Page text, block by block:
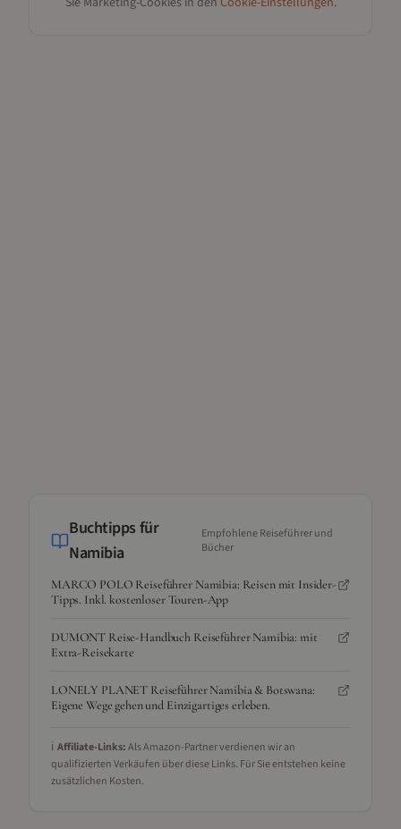
Buchtipps für
Namibia
Empfohlene Reiseführer und
Bücher
MARCO POLO Reiseführer Namibia: Reisen mit Insider-
Tipps. Inkl. kostenloser Touren-App
DUMONT Reise-Handbuch Reiseführer Namibia: mit
Extra-Reisekarte
LONELY PLANET Reiseführer Namibia & Botswana:
Eigene Wege gehen und Einzigartiges erleben.
ℹ️ Affiliate-Links:Als Amazon-Partner verdienen wir an
qualifizierten Verkäufen über diese Links. Für Sie entstehen keine
zusätzlichen Kosten.